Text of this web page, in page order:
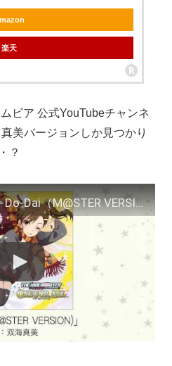
楽天
ムビア 公式YouTubeチャンネ
美バージョンしか見つかり
？
【アイドルマスター】Do-Dai（M@STER VERSION）(歌：双海真美)